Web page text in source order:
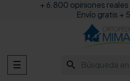
+ 6.800 opiniones reales
Envío gratis +
search
Navegación
de
☰